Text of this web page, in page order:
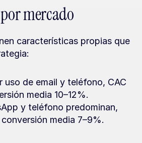
mercado
características propias que
uso de email y teléfono, CAC
media 10–12%.
y teléfono predominan,
media 7–9%.